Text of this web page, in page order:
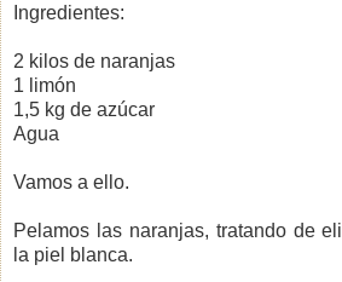
Ingredientes:
2 kilos de naranjas
1 limón
1,5 kg de azúcar
Agua
Vamos a ello.
Pelamos las naranjas, tratando de
la piel blanca.